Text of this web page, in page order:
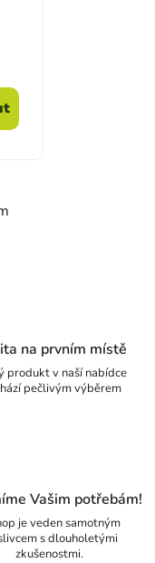
prvky výpisu
na prvním místě
produkt v naší nabídce
pečlivým výběrem
Vašim potřebám!
je veden samotným
s dlouholetými
zkušenostmi.